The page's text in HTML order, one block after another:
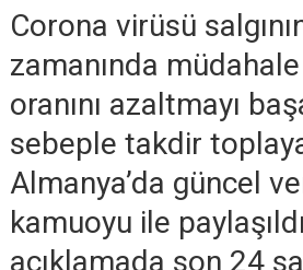
Corona virüsü
zamanında
oranını azaltmayı
sebeple takdir
Almanya’da güncel
kamuoyu ile
açıklamada son 24